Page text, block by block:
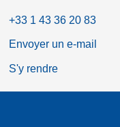
+33 1 43 36 20 83
Envoyer un e-mail
S'y rendre